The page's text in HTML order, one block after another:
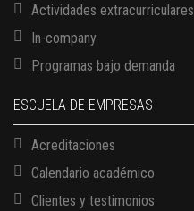
Actividades extracurriculares
In-company
Programas bajo demanda
ESCUELA DE EMPRESAS
Acreditaciones
Calendario académico
Clientes y testimonios